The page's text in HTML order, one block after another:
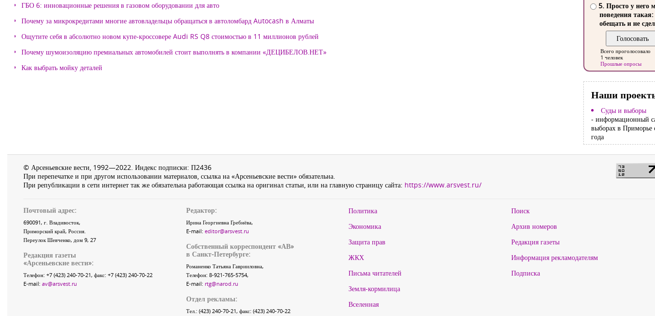
ГБО 6: инновационные решения в газовом оборудовании для авто
Почему за микрокредитами многие автовладельцы обращаться в автоломбард Autocash в Алматы
Ощутите себя в абсолютно новом купе-кроссовере Audi RS Q8 стоимостью в 11 миллионов рублей
Почему шумоизоляцию премиальных автомобилей стоит выполнять в компании «ДЕЦИБЕЛОВ.НЕТ»
Как выбрать мойку деталей
5. Просто у него
поведения такая:
обещать и не
Всего проголосовало
1 человек
Прошлые опросы
Наши
Суды и выборы
- информационный
выборах в Приморье
года
© Арсеньевские вести, 1992—2022. Индекс подписки: П2436
При перепечатке и при другом использовании материалов, ссылка на «Арсеньевские вести» обязательна.
При републикации в сети интернет так же обязательна работающая ссылка на оригинал статьи, или на главную страницу сайта: https://www.arsvest.ru/
Почтовый адрес:
690091, г. Владивосток,
Приморский край, Россия.
Переулок Шевченко, дом 9, 27
Редакция газеты
«Арсеньевские вести»:
Телефон: +7 (423) 240-70-21, факс: +7 (423) 240-70-22
E-mail: av@arsvest.ru
Редактор:
Ирина Георгиевна Гребнёва,
E-mail: editor@arsvest.ru
Собственный корреспондент «АВ»
в Санкт-Петербурге:
Романенко Татьяна Гаврииловна,
Телефон: 8-921-765-5754,
E-mail: rtg@narod.ru
Отдел рекламы:
Тел.: (423) 240-70-21, факс: (423) 240-70-22
Политика
Экономика
Защита прав
ЖКХ
Письма читателей
Земля-кормилица
Вселенная
Поиск
Архив номеров
Редакция газеты
Информация рекламодателям
Подписка